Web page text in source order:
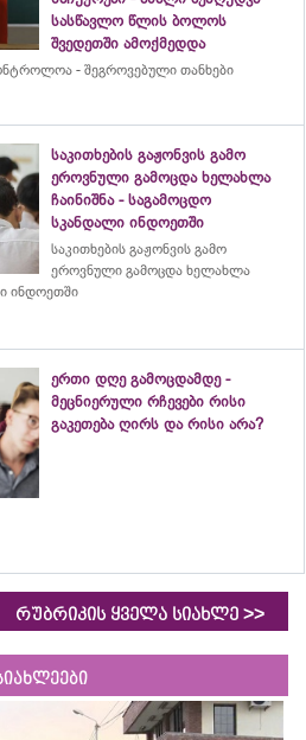
სასწავლო წლის ბოლოს
შვედეთში ამოქმედდა
- შეგროვებული თანხები
საკითხების გაჟონვის გამო
ეროვნული გამოცდა ხელახლა
ჩაინიშნა - საგამოცდო
სკანდალი ინდოეთში
საკითხების გაჟონვის გამო
ეროვნული გამოცდა ხელახლა
ინდოეთში
ერთი დღე გამოცდამდე -
მეცნიერული რჩევები რისი
გაკეთება ღირს და რისი არა?
რუბრიკის ყველა სიახლე >>